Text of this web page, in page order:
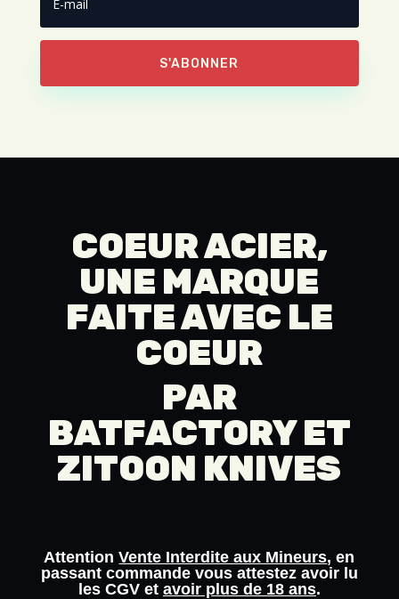
S'ABONNER
COEUR ACIER,
UNE MARQUE
FAITE AVEC LE
COEUR
PAR
BATFACTORYET
ZITOON KNIVES
AttentionVente Interdite aux Mineurs, en
passant commande vous attestez avoir lu
les CGVet avoir plus de 18 ans.